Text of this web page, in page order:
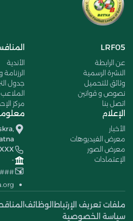
LRF05
عن الرابطة
النشرة الرسمية
وثائق للتحميل
نصوص و قوانين
اتصل بنا
الأندية
الرزنامة
جدول
الملاعب
مركز
الإعلام
الأخبار
معرض الفيديوهات
معرض الصور
الإعتمادات
-
ملفات تعريف الإرتباط الوظائف
سياسة الخصوصية